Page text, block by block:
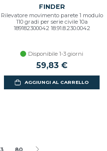
FINDER
Rilevatore movimento parete 1 modulo
110 gradi per serie civile 10a
189182300042 18.91.8.230.0042
Disponibile 1-3 giorni
59,83 €
AGGIUNGI AL CARRELLO
3 80